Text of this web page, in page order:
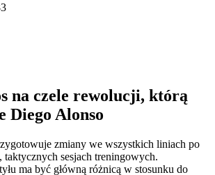
na czele rewolucji, którą
Diego Alonso
zmiany we wszystkich liniach po
sesjach treningowych.
ma być główną różnicą w stosunku do